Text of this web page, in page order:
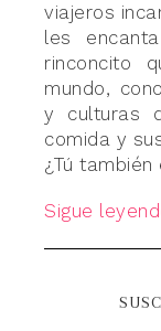
viajeros
les
rinconcito
mundo,
y culturas
comida y
¿Tú
Sigue